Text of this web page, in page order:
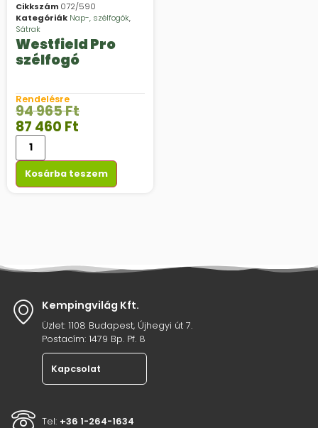
Cikkszám 072/590
Kategóriák Nap-, szélfogók,
Sátrak
Westfield Pro
szélfogó
Rendelésre
94 965Ft
87 460 Ft
Kosárba teszem
Kempingvilág Kft.
Üzlet: 1108 Budapest, Újhegyi út 7.
Postacím: 1479 Bp. Pf. 8
Kapcsolat
Tel: +36 1-264-1634